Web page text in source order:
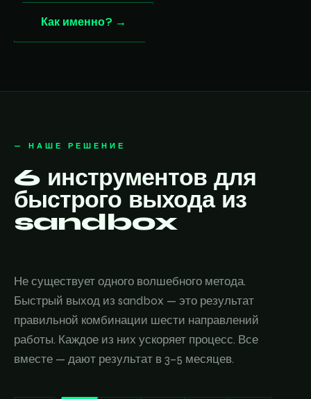
Как именно? →
— НАШЕ РЕШЕНИЕ
6 инструментов для
быстрого выхода из
sandbox
Не существует одного волшебного метода.
Быстрый выход из sandbox — это результат
правильной комбинации шести направлений
работы. Каждое из них ускоряет процесс. Все
вместе — дают результат в 3–5 месяцев.